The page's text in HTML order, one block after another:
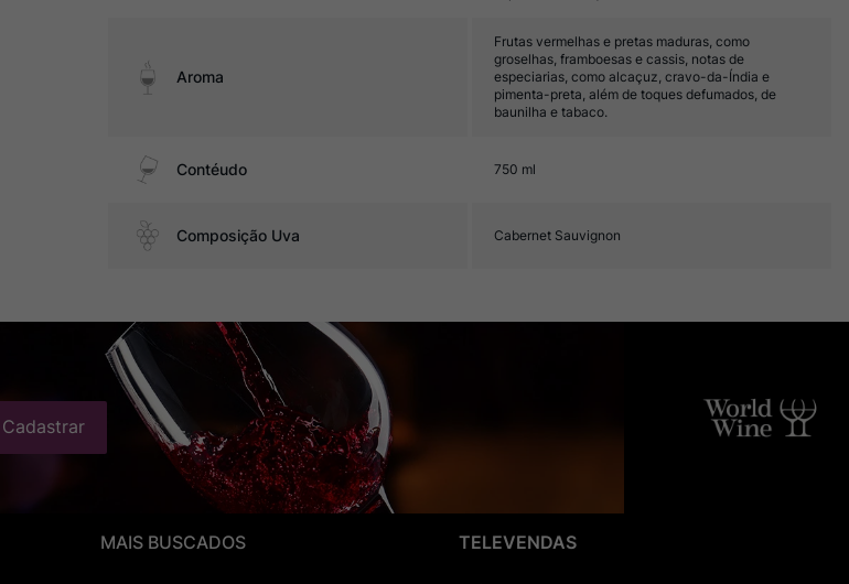
Aroma
Frutas vermelhas e pretas maduras, como
groselhas, framboesas e cassis, notas de
especiarias, como alcaçuz, cravo-da-Índia e
pimenta-preta, além de toques defumados, de
baunilha e tabaco.
Contéudo 750 ml
Composição Uva Cabernet Sauvignon
Cadastrar
MAIS BUSCADOS TELEVENDAS